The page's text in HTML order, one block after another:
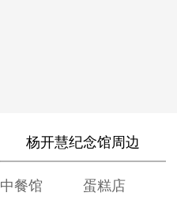
杨开慧纪念馆周边
中餐馆
蛋糕店